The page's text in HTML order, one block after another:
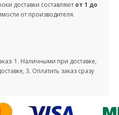
доставки составляют от 1 до
от производителя.
1. Наличными при доставке,
3. Оплатить заказ сразу